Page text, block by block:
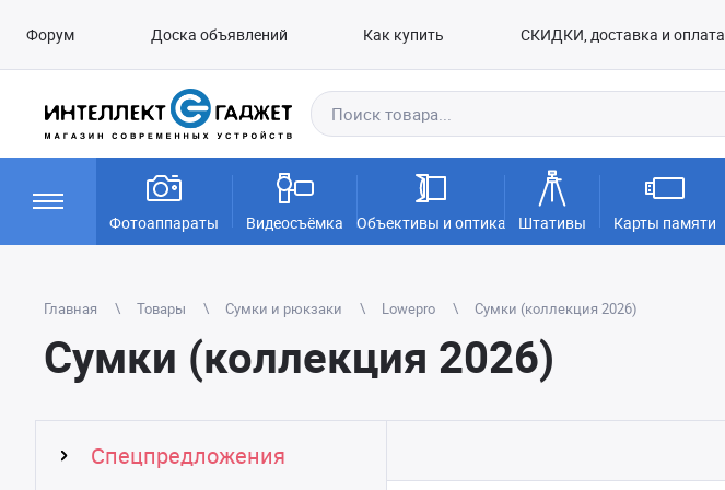
Форум Доска объявлений Как купить СКИДКИ, доставка и оплата
Фотоаппараты Видеосъёмка Объективы и оптика Штативы Карты памяти
Главная Товары Сумки и рюкзаки Lowepro Сумки (коллекция 2026)
Сумки (коллекция 2026)
Спецпредложения